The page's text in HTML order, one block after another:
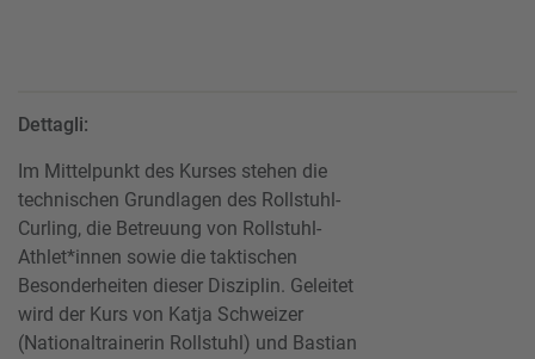
Dettagli:
Im Mittelpunkt des Kurses stehen die
technischen Grundlagen des Rollstuhl-
Curling, die Betreuung von Rollstuhl-
Athlet*innen sowie die taktischen
Besonderheiten dieser Disziplin. Geleitet
wird der Kurs von Katja Schweizer
(Nationaltrainerin Rollstuhl) und Bastian